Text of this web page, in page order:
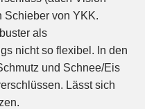
Schieber von YKK.
als
nicht so flexibel. In den
und Schnee/Eis
Lässt sich